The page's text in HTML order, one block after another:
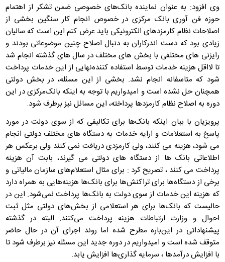
وی افزود: به عنوان نماینده بانک‌های خصوصی ضمن تشکر از اهتمام
حوزه فن آوری بانک مرکزی در خصوص انجام کار سنگین بخشی از
اصلاحات نظام کارمزدهای الکترونیکی باید عرض کنم این است که سالیان
زیادی بود که دست اندرکاران به دنبال اصلاح چنین موضوعاتی بودند و
رایزنی های مختلفی با بخش های مختلف در سال های گذشته انجام شد
تا لااقل هزینه خدمات توسط استفاده کننده‌نهایی از این خدمات پرداخت
شود که متاسفانه انجام نشد. بخشی از این مسئله، در بخش دولتی
همچنان حل نشده است و امیدواریم با توجه به اینکه بانک‌مرکزی در این
دوره به اصلاح نظام کارمزدها پرداخته، این مسائل نیز برطرف شود.
پرویزیان با بیان اینکه بانک‌ها برای تکالیفی که از سوی دولت در مورد
پاسخ به استعلامات و ارایه خدمات به دستگاه های مختلف دولتی انجام
می شود، هزینه می کنند، ولی کارمزدی دریافت نمی کنند ولی برعکس هر
اطلاعاتی بانک ها از دستگاه های دولتی می گیرند، بابت آن هزینه
پرداخت می کنند ، تصریح کرد : برای مثال استعلام‌های سازمان مالیاتی و
برخی از دستگاه‌ها برای تراکنش‌ها برای بانک‌ها هزینه‌هایی به همراه دارد
که هزینه این خدمات از سوی دولت به بانک‌ها پرداخت نمی‌شود. این در
حالیست که بانک‌ها برای هر استعلامی از بخش‌های دولتی مثل ثبت
احوال و وزارت ارتباطات هزینه پرداخت می‌کنند. البته در گذشته
پیشنهاداتی در این‌باره مطرح شده اما روند اجرای آن در حال حاضر
متوقف شده است و امیدواریم در دوره جدید این مسئله نیز برطرف شود تا
با افزایش درآمدها ، سرمایه گذاری‌ها افزایش یابد.